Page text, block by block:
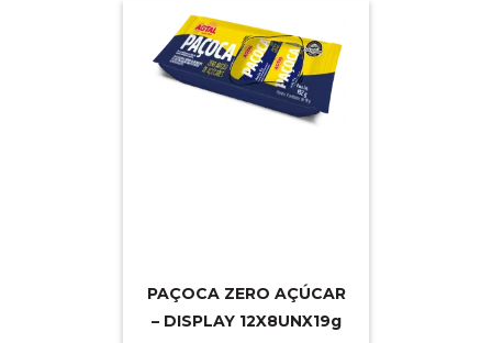
PAÇOCA ZERO AÇÚCAR
– DISPLAY 12X8UNX19g